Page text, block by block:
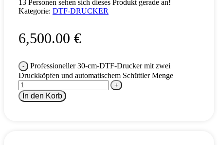
13 Personen sehen sich dieses Produkt gerade an!
Kategorie: DTF-DRUCKER
6,500.00 €
Professioneller 30-cm-DTF-Drucker mit zwei
Druckköpfen und automatischem Schüttler Menge
In den Korb